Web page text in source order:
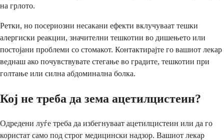
на грлото.
Ретки, но посериозни несакани ефекти вклучуваат тешки
алергиски реакции, значителни тешкотии во дишењето или
постојани проблеми со стомакот. Контактирајте го вашиот лекар
веднаш ако почувствувате стегање во градите, тешкотии при
голтање или силна абдоминална болка.
Кој не треба да зема ацетилцистеин?
Одредени луѓе треба да избегнуваат ацетилцистеин или да го
користат само под строг медицински надзор. Вашиот лекар